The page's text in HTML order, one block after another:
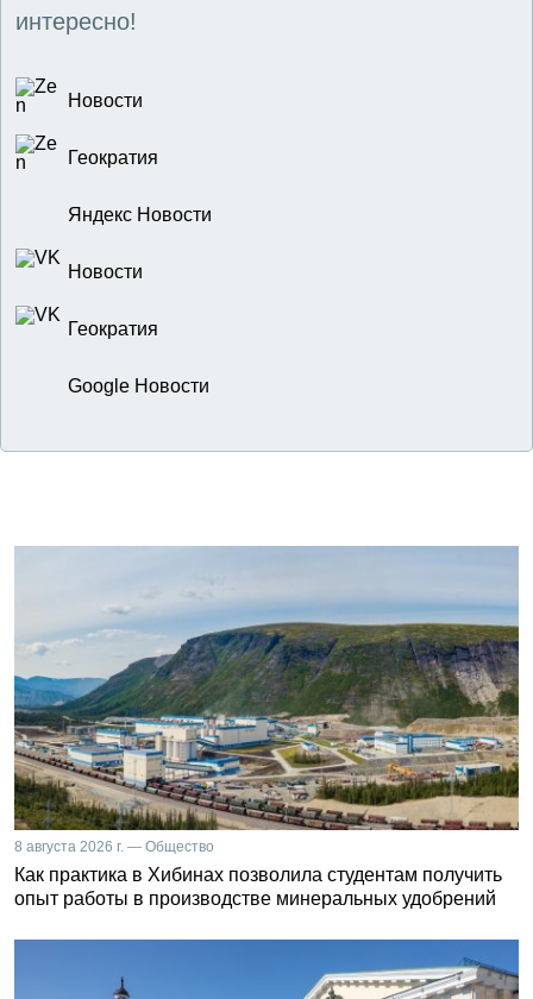
интересно!
Новости
Геократия
Яндекс Новости
Новости
Геократия
Google Новости
8 августа 2026 г. — Общество
Как практика в Хибинах позволила студентам получить
опыт работы в производстве минеральных удобрений